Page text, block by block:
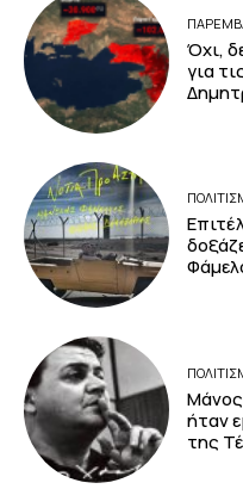
Όχι,
για
Μάνος
ήταν
της